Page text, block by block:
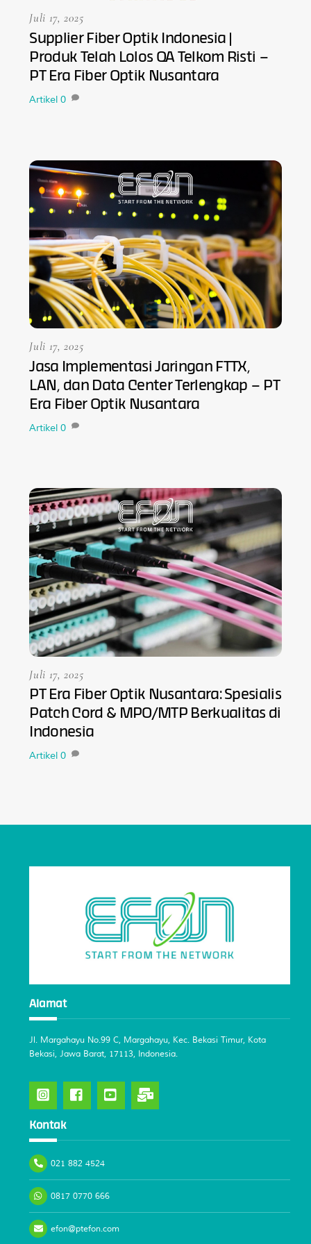
Juli 17, 2025
Supplier Fiber Optik Indonesia |
Produk Telah Lolos QA Telkom Risti –
PT Era Fiber Optik Nusantara
Artikel 0
Juli 17, 2025
Jasa Implementasi Jaringan FTTX,
LAN, dan Data Center Terlengkap – PT
Era Fiber Optik Nusantara
Artikel 0
Juli 17, 2025
PT Era Fiber Optik Nusantara: Spesialis
Patch Cord & MPO/MTP Berkualitas di
Indonesia
Artikel 0
Alamat
Jl. Margahayu No.99 C, Margahayu, Kec. Bekasi Timur, Kota
Bekasi, Jawa Barat, 17113, Indonesia.
Kontak
021 882 4524
0817 0770 666
efon@ptefon.com